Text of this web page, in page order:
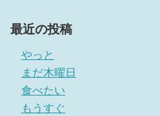
最近の投稿
やっと
まだ木曜日
食べたい
もうすぐ